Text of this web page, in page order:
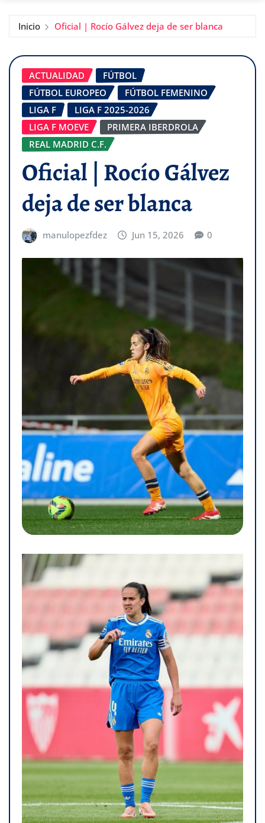
Inicio Oficial | Rocío Gálvez deja de ser blanca
ACTUALIDAD
FÚTBOL
FÚTBOL EUROPEO
FÚTBOL FEMENINO
LIGA F
LIGA F 2025-2026
LIGA F MOEVE
PRIMERA IBERDROLA
REAL MADRID C.F.
Oficial | Rocío Gálvez
deja de ser blanca
manulopezfdez Jun 15, 2026 0